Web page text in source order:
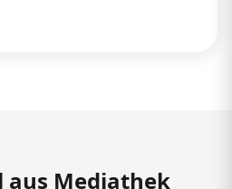
Mediathek